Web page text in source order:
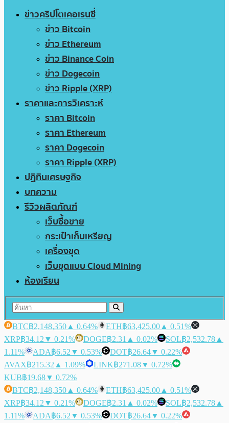
ข่าวคริปโตเคอเรนซี่
ข่าว Bitcoin
ข่าว Ethereum
ข่าว Binance Coin
ข่าว Dogecoin
ข่าว Ripple (XRP)
ราคาและการวิเคราะห์
ราคา Bitcoin
ราคา Ethereum
ราคา Dogecoin
ราคา Ripple (XRP)
ปฏิทินเศรษฐกิจ
บทความ
รีวิวผลิตภัณฑ์
เว็บซื้อขาย
กระเป๋าเก็บเหรียญ
เครื่องขุด
เว็บขุดแบบ Cloud Mining
ห้องเรียน
BTC฿2,148,350 ▲ 0.64% ETH฿63,425.00 ▲ 0.51%
XRP฿34.12 ▼ 0.21% DOGE฿2.31 ▲ 0.02% SOL฿2,532.78 ▲
1.11%
ADA฿6.52 ▼ 0.53% DOT฿26.64▼ 0.22%
AVAX฿215.32 ▲ 1.09% LINK฿271.08▼ 0.72%
KUB฿19.68▼ 0.72%
BTC฿2,148,350 ▲ 0.64% ETH฿63,425.00 ▲ 0.51%
XRP฿34.12 ▼ 0.21% DOGE฿2.31 ▲ 0.02% SOL฿2,532.78 ▲
1.11%
ADA฿6.52 ▼ 0.53% DOT฿26.64▼ 0.22%